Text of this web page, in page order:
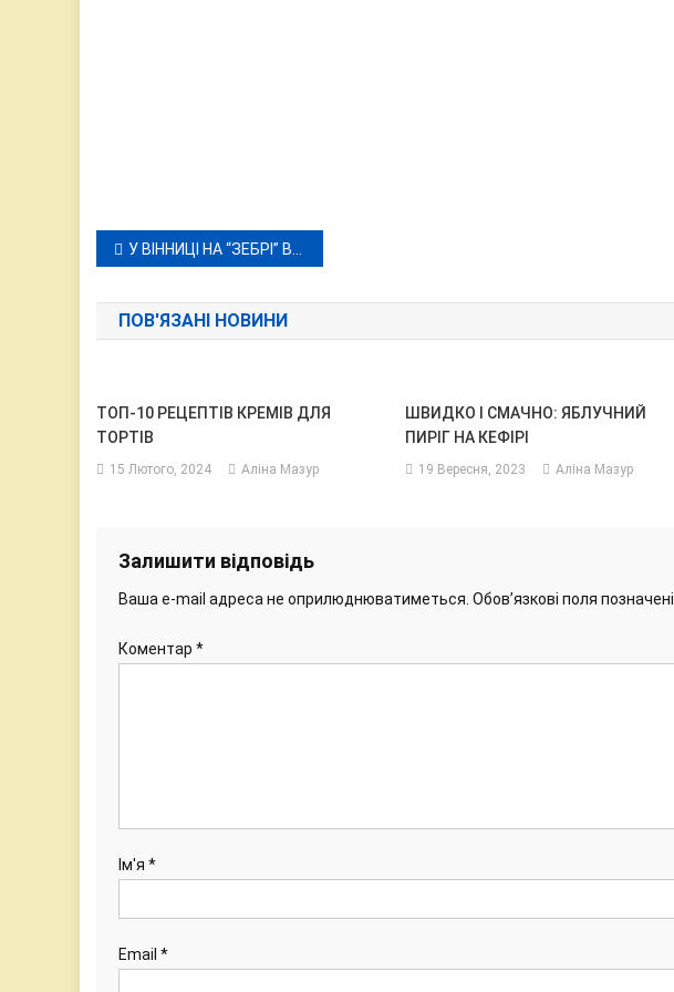
Навігація
записів
У ВІННИЦІ НА “ЗЕБРІ” ВОДІЙ ЗБИВ ПЕНСІОНЕРКУ
ПОВ'ЯЗАНІ НОВИНИ
ТОП-10 РЕЦЕПТІВ КРЕМІВ ДЛЯ
ТОРТІВ
15 Лютого, 2024 Аліна Мазур
ШВИДКО І СМАЧНО: ЯБЛУЧНИЙ
ПИРІГ НА КЕФІРІ
19 Вересня, 2023 Аліна Мазур
Залишити відповідь
Ваша e-mail адреса не оприлюднюватиметься. Обов’язкові поля позначені
Коментар *
Ім'я *
Email *